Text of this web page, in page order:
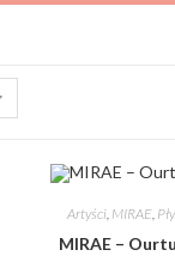
Artyści, MIRAE,
MIRAE –